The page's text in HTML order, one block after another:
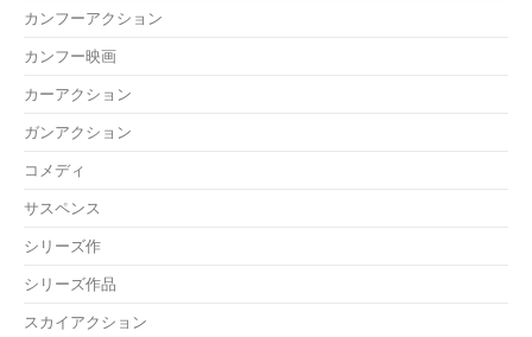
カンフーアクション
カンフー映画
カーアクション
ガンアクション
コメディ
サスペンス
シリーズ作
シリーズ作品
スカイアクション